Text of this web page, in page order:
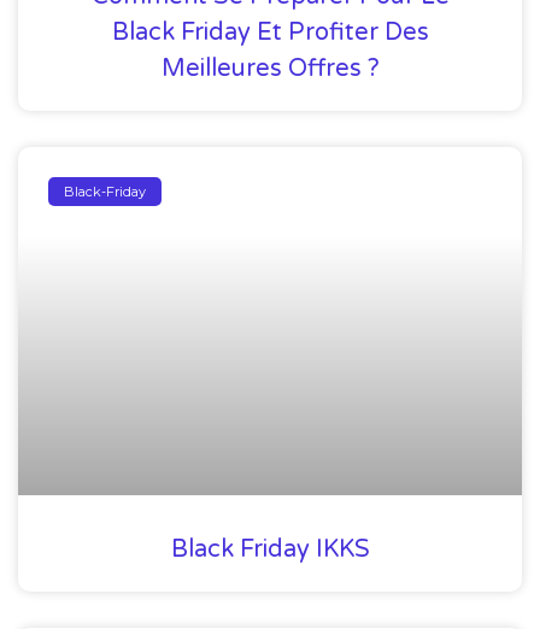
Black Friday Et Profiter Des
Meilleures Offres ?
Black-Friday
Black Friday IKKS